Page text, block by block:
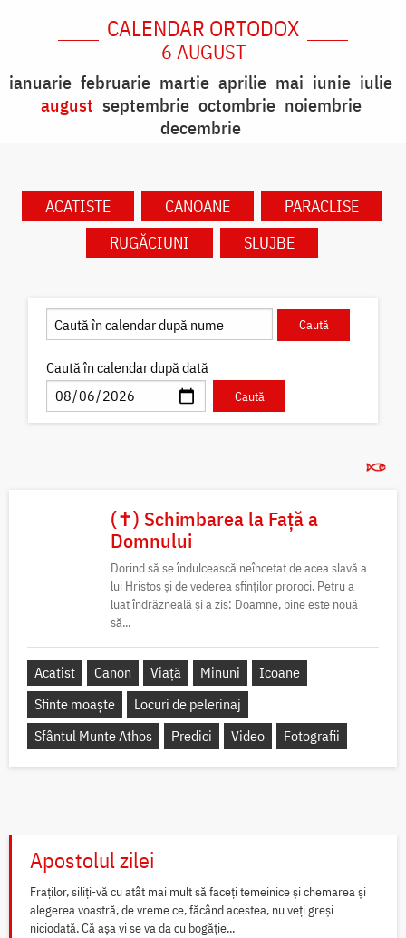
CALENDAR ORTODOX
6 AUGUST
ianuarie februarie martie aprilie mai iunie iulie
august septembrie octombrie noiembrie
decembrie
ACATISTE CANOANE
PARACLISE
RUGĂCIUNI
SLUJBE
Caută în calendar după dată
(✝) Schimbarea la Față a
Domnului
Dorind să se îndulcească neîncetat de acea slavă a
lui Hristos și de vederea sfinților proroci, Petru a
luat îndrăzneală și a zis: Doamne, bine este nouă
să...
Acatist Canon Viață Minuni
Icoane
Sfinte moaște
Locuri de pelerinaj
Sfântul Munte Athos
Predici Video Fotografii
Apostolul zilei
Fraților, siliți-vă cu atât mai mult să faceți temeinice și chemarea și
alegerea voastră, de vreme ce, făcând acestea, nu veți greși
niciodată. Că așa vi se va da cu bogăție...